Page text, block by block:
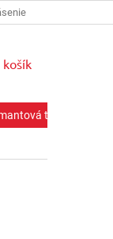
košík
technika